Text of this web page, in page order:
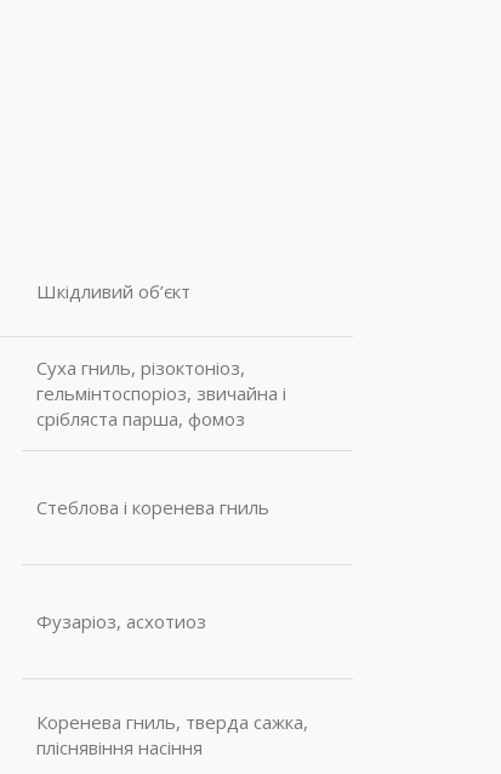
Шкідливий об’єкт
Суха гниль, різоктоніоз,
гельмінтоспоріоз, звичайна і
срібляста парша, фомоз
Стеблова і коренева гниль
Фузаріоз, асхотиоз
Коренева гниль, тверда сажка,
пліснявіння насіння